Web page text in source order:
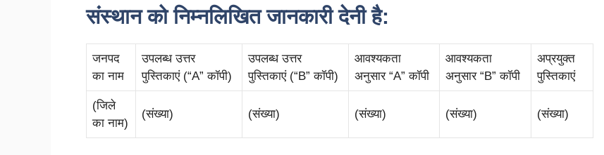
संस्थान को निम्नलिखित जानकारी देनी है:
जनपद
का नाम
उपलब्ध उत्तर
पुस्तिकाएं (“A” कॉपी)
उपलब्ध उत्तर
पुस्तिकाएं (“B” कॉपी)
आवश्यकता
अनुसार “A” कॉपी
आवश्यकता
अनुसार “B” कॉपी
अप्रयुक्त
पुस्तिकाएं
(जिले
का नाम)
(संख्या) (संख्या) (संख्या) (संख्या) (संख्या)